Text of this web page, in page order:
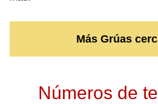
Más Grúas
Números de